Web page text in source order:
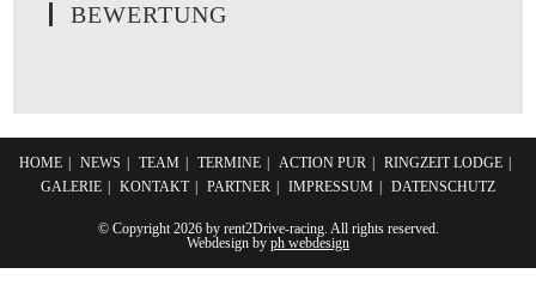
BEWERTUNG
HOME NEWS TEAM TERMINE ACTION PUR
RINGZEIT LODGE
GALERIE
KONTAKT PARTNER IMPRESSUM DATENSCHUTZ
© Copyright 2026 by rent2Drive-racing. All rights reserved.
Webdesign by ph webdesign